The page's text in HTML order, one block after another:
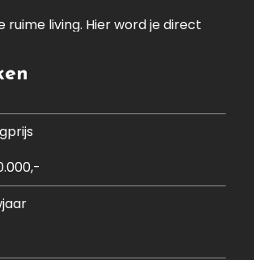
ruime living. Hier word je direct
daglicht dankzij de grote
ruimte niet alleen heerlijk licht
het uitzicht volop naar binnen
de living. Strak, modern en
volop kastruimte, alle
en zelfs een
Er is meer dan genoeg
in visgraatmotief geeft